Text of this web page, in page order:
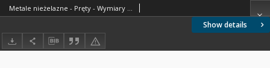
Show details
Metale nieżelazne - Pręty - Wymiary BN-71/0805-03